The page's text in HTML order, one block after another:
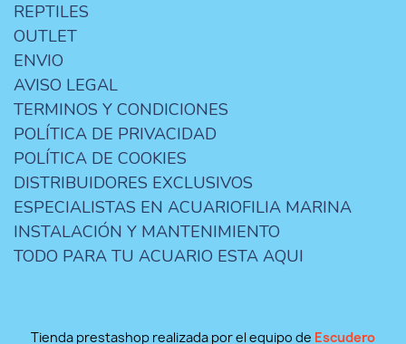
REPTILES
OUTLET
ENVIO
AVISO LEGAL
TERMINOS Y CONDICIONES
POLÍTICA DE PRIVACIDAD
POLÍTICA DE COOKIES
DISTRIBUIDORES EXCLUSIVOS
ESPECIALISTAS EN ACUARIOFILIA MARINA
INSTALACIÓN Y MANTENIMIENTO
TODO PARA TU ACUARIO ESTA AQUI
Tienda prestashop realizada por el equipo de Escudero